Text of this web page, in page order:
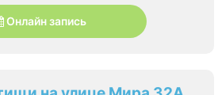
Онлайн запись